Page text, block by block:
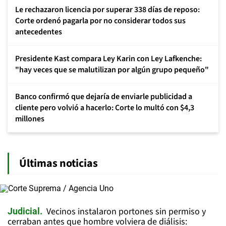
Le rechazaron licencia por superar 338 días de reposo:
Corte ordenó pagarla por no considerar todos sus
antecedentes
Presidente Kast compara Ley Karin con Ley Lafkenche:
"hay veces que se malutilizan por algún grupo pequeño"
Banco confirmó que dejaría de enviarle publicidad a
cliente pero volvió a hacerlo: Corte lo multó con $4,3
millones
Últimas noticias
Judicial
Vecinos instalaron portones sin permiso y
cerraban antes que hombre volviera de diálisis: